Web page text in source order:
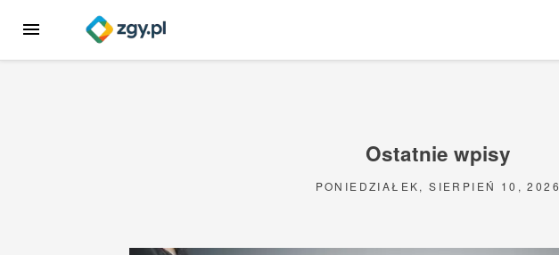
MENU
Ostatnie wpisy
PONIEDZIAŁEK, SIERPIEŃ 10, 2026